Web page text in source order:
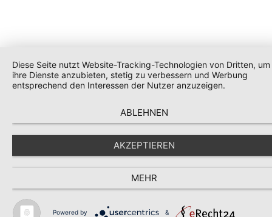
Diese Seite nutzt Website-Tracking-Technologien von Dritten, um
ihre Dienste anzubieten, stetig zu verbessern und Werbung
entsprechend den Interessen der Nutzer anzuzeigen.
ABLEHNEN
AKZEPTIEREN
MEHR
Powered by &